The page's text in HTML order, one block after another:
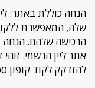
הנחה כוללת באתר:
שלה, המאפשרת
הרכישה שלהם. הנחה
אתר ליין הרשמי.
להזדקק לקוד קופון